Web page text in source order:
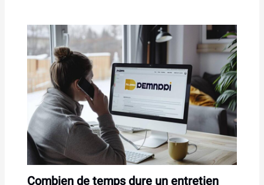
Combien de temps dure un entretien